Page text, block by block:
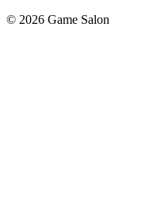
© 2026 Game Salon